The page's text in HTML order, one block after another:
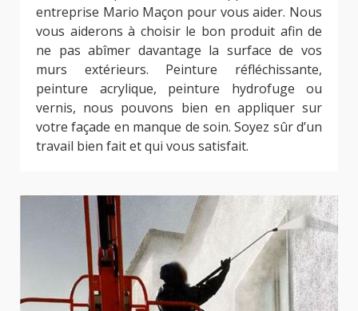
entreprise Mario Maçon pour vous aider. Nous
vous aiderons à choisir le bon produit afin de
ne pas abîmer davantage la surface de vos
murs extérieurs. Peinture réfléchissante,
peinture acrylique, peinture hydrofuge ou
vernis, nous pouvons bien en appliquer sur
votre façade en manque de soin. Soyez sûr d’un
travail bien fait et qui vous satisfait.